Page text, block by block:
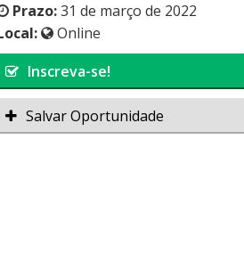
Prazo:31 de março de 2022
Online
Inscreva-se!
Salvar Oportunidade